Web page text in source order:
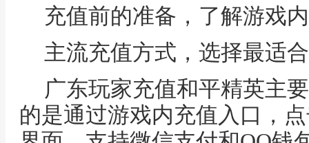
充值前的准备，了解游戏
主流充值方式，选择最适
广东玩家充值和平精英主
的是通过游戏内充值入口，